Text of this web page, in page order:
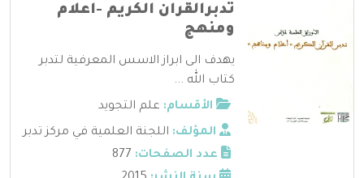
تدبرالقران الكريم -اعلام
ومنهج
يهدف الى ابراز الاسس المعرفية لتدبر
كتاب الله ...
الأقسام: علم التجويد
المؤلف: اللجنة العلمية في مركز تدبر
عدد الصفحات: